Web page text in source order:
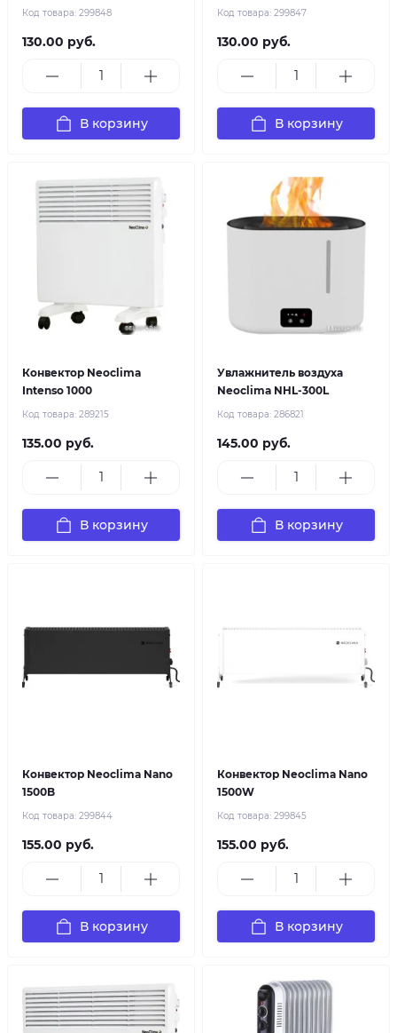
Код товара: 299848
130.00 руб.
В корзину
Код товара: 299847
130.00 руб.
В корзину
Конвектор Neoclima
Intenso 1000
Код товара: 289215
135.00 руб.
В корзину
Увлажнитель воздуха
Neoclima NHL-300L
Код товара: 286821
145.00 руб.
В корзину
Конвектор Neoclima Nano
1500B
Код товара: 299844
155.00 руб.
В корзину
Конвектор Neoclima Nano
1500W
Код товара: 299845
155.00 руб.
В корзину